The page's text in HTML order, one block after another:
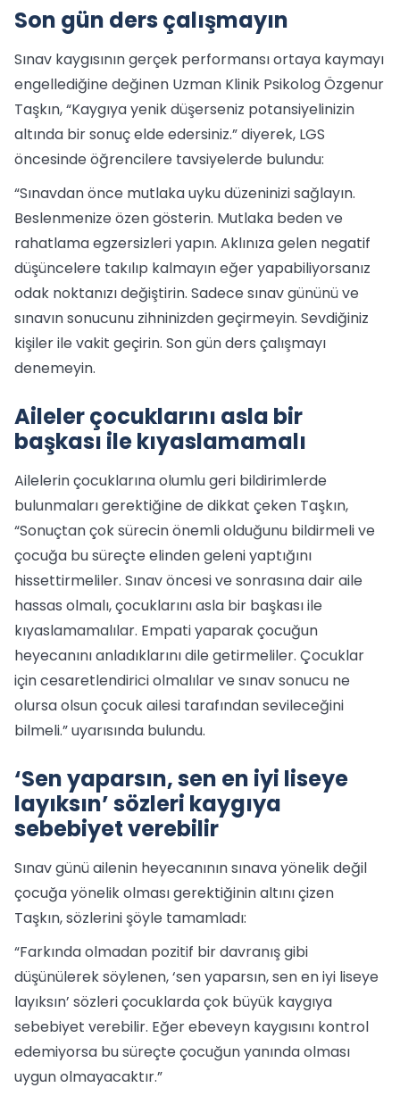
Son gün ders çalışmayın
Sınav kaygısının gerçek performansı ortaya kaymayı
engellediğine değinen Uzman Klinik Psikolog Özgenur
Taşkın, “Kaygıya yenik düşerseniz potansiyelinizin
altında bir sonuç elde edersiniz.” diyerek, LGS
öncesinde öğrencilere tavsiyelerde bulundu:
“Sınavdan önce mutlaka uyku düzeninizi sağlayın.
Beslenmenize özen gösterin. Mutlaka beden ve
rahatlama egzersizleri yapın. Aklınıza gelen negatif
düşüncelere takılıp kalmayın eğer yapabiliyorsanız
odak noktanızı değiştirin. Sadece sınav gününü ve
sınavın sonucunu zihninizden geçirmeyin. Sevdiğiniz
kişiler ile vakit geçirin. Son gün ders çalışmayı
denemeyin.
Aileler çocuklarını asla bir
başkası ile kıyaslamamalı
Ailelerin çocuklarına olumlu geri bildirimlerde
bulunmaları gerektiğine de dikkat çeken Taşkın,
“Sonuçtan çok sürecin önemli olduğunu bildirmeli ve
çocuğa bu süreçte elinden geleni yaptığını
hissettirmeliler. Sınav öncesi ve sonrasına dair aile
hassas olmalı, çocuklarını asla bir başkası ile
kıyaslamamalılar. Empati yaparak çocuğun
heyecanını anladıklarını dile getirmeliler. Çocuklar
için cesaretlendirici olmalılar ve sınav sonucu ne
olursa olsun çocuk ailesi tarafından sevileceğini
bilmeli.” uyarısında bulundu.
‘Sen yaparsın, sen en iyi liseye
layıksın’ sözleri kaygıya
sebebiyet verebilir
Sınav günü ailenin heyecanının sınava yönelik değil
çocuğa yönelik olması gerektiğinin altını çizen
Taşkın, sözlerini şöyle tamamladı:
“Farkında olmadan pozitif bir davranış gibi
düşünülerek söylenen, ‘sen yaparsın, sen en iyi liseye
layıksın’ sözleri çocuklarda çok büyük kaygıya
sebebiyet verebilir. Eğer ebeveyn kaygısını kontrol
edemiyorsa bu süreçte çocuğun yanında olması
uygun olmayacaktır.”